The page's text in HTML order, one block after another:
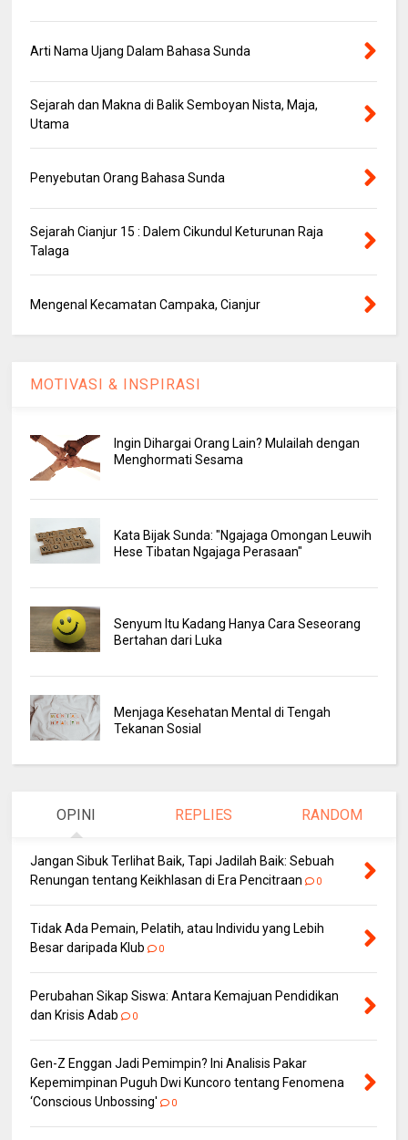
Arti Nama Ujang Dalam Bahasa Sunda
Sejarah dan Makna di Balik Semboyan Nista, Maja,
Utama
Penyebutan Orang Bahasa Sunda
Sejarah Cianjur 15 : Dalem Cikundul Keturunan Raja
Talaga
Mengenal Kecamatan Campaka, Cianjur
MOTIVASI & INSPIRASI
Ingin Dihargai Orang Lain? Mulailah dengan
Menghormati Sesama
Kata Bijak Sunda: "Ngajaga Omongan Leuwih
Hese Tibatan Ngajaga Perasaan"
Senyum Itu Kadang Hanya Cara Seseorang
Bertahan dari Luka
Menjaga Kesehatan Mental di Tengah
Tekanan Sosial
OPINI REPLIES RANDOM
Jangan Sibuk Terlihat Baik, Tapi Jadilah Baik: Sebuah
Renungan tentang Keikhlasan di Era Pencitraan
0
Tidak Ada Pemain, Pelatih, atau Individu yang Lebih
Besar daripada Klub
0
Perubahan Sikap Siswa: Antara Kemajuan Pendidikan
dan Krisis Adab
0
Gen-Z Enggan Jadi Pemimpin? Ini Analisis Pakar
Kepemimpinan Puguh Dwi Kuncoro tentang Fenomena
‘Conscious Unbossing'
0